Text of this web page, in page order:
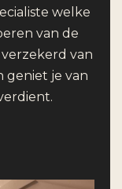
welke
van de
van
geniet je van